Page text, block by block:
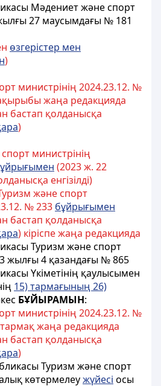
Мәдениет және спорт
27 маусымдағы № 181
өзгерістер мен
)
министрінің 2024.23.12. №
жаңа редакцияда
бастап қолданысқа
)
министрінің
(2023 ж. 22
енгізілді)
және спорт
№ 233 бұйрығымен
бастап қолданысқа
) кіріспе жаңа редакцияда
Туризм және спорт
жылғы 4 қазандағы № 865
Үкіметінің қаулысымен
15) тармағының 26)
БҰЙЫРАМЫН:
министрінің 2024.23.12. №
тармақ жаңа редакцияда
бастап қолданысқа
)
Туризм және спорт
көтермелеужүйесі осы